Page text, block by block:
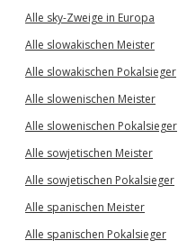
Alle sky-Zweige in Europa
Alle slowakischen Meister
Alle slowakischen Pokalsieger
Alle slowenischen Meister
Alle slowenischen Pokalsieger
Alle sowjetischen Meister
Alle sowjetischen Pokalsieger
Alle spanischen Meister
Alle spanischen Pokalsieger